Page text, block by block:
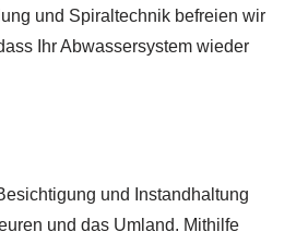
und Spiraltechnik befreien wir
Ihr Abwassersystem wieder
und Instandhaltung
und das Umland. Mithilfe